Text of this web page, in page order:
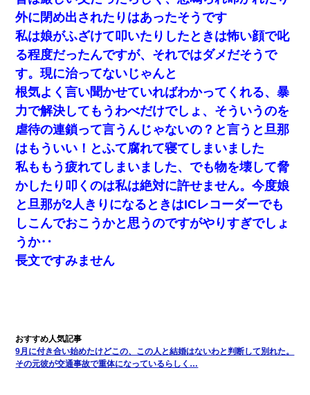
外に閉め出されたりはあったそうです
私は娘がふざけて叩いたりしたときは怖い顔で叱
る程度だったんですが、それではダメだそうで
す。現に治ってないじゃんと
根気よく言い聞かせていればわかってくれる、暴
力で解決してもうわべだけでしょ、そういうのを
虐待の連鎖って言うんじゃないの？と言うと旦那
はもういい！とふて腐れて寝てしまいました
私ももう疲れてしまいました、でも物を壊して脅
かしたり叩くのは私は絶対に許せません。今度娘
と旦那が2人きりになるときはICレコーダーでも
しこんでおこうかと思うのですがやりすぎでしょ
うか‥
長文ですみません
9月に付き合い始めたけどこの、この人と結婚はないわと判断して別れた。
その元彼が交通事故で重体になっているらしく…